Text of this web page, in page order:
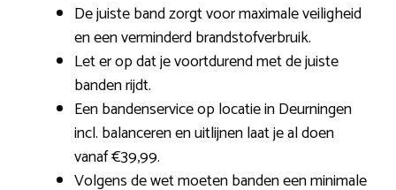
De juiste band zorgt voor maximale veiligheid
en een verminderd brandstofverbruik.
Let er op dat je voortdurend met de juiste
banden rijdt.
Een bandenservice op locatie in Deurningen
incl. balanceren en uitlijnen laat je al doen
vanaf €39,99.
Volgens de wet moeten banden een minimale